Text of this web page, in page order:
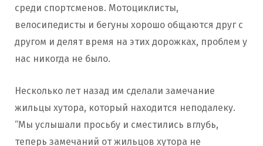
среди спортсменов. Мотоциклисты,
велосипедисты и бегуны хорошо общаются друг с
другом и делят время на этих дорожках, проблем у
нас никогда не было.
Несколько лет назад им сделали замечание
жильцы хутора, который находится неподалеку.
“Мы услышали просьбу и сместились вглубь,
теперь замечаний от жильцов хутора не